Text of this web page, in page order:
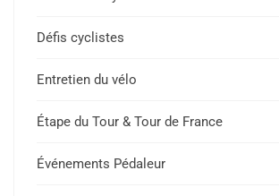
Défis cyclistes
Entretien du vélo
Étape du Tour & Tour de France
Événements Pédaleur